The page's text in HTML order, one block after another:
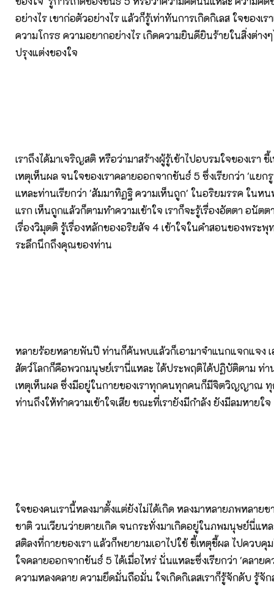
อย่างไร เขาก่อตัวอย่างไร แล้วก็รู้เท่าทันการเกิดกิเลส ใจของเร
ความโกรธ ความอยากอย่างไร เกิดความยินดียินร้ายในสิ่งต่างๆ
ปรุงแต่งของใจ
เราถึงได้มาเจริญสติ หรือว่ามาสร้างผู้รู้เข้าไปอบรมใจของเรา
เหตุเห็นผล จนใจของเราคลายออกจากขันธ์ 5 ซึ่งเรียกว่า 'แย
แหละท่านเรียกว่า 'สัมมาทิฏฐิ ความเห็นถูก' ในอริยมรรค ในหน
แรก เห็นถูกแล้วก็ตามทำความเข้าใจ เราก็จะรู้เรื่องอัตตา อนัตต
เรื่องวิมุตติ รู้เรื่องหลักของอริยสัจ 4 เข้าใจในคำสอนของพระพุท
ระลึกนึกถึงคุณของท่าน
หลายร้อยหลายพันปี ท่านก็ค้นพบแล้วก็เอามาจำแนกแจกแจง เ
สัตว์โลกก็คือพวกมนุษย์เรานี่แหละ ได้ประพฤติได้ปฏิบัติตาม ท่า
เหตุเห็นผล ซึ่งมีอยู่ในกายของเราทุกคนทุกคนก็มีจิตวิญญาณ
ท่านถึงให้ทำความเข้าใจเสีย ขณะที่เรายังมีกำลัง ยังมีลมหายใจ
ใจของคนเรานี้หลงมาตั้งแต่ยังไม่ได้เกิด หลงมาหลายภพหลาย
ชาติ วนเวียนว่ายตายเกิด จนกระทั่งมาเกิดอยู่ในภพมนุษย์นี่แห
สติลงที่กายของเรา แล้วก็พยายามเอาไปใช้ ชี้เหตุชี้ผล ไปควบคุ
ใจคลายออกจากขันธ์ 5 ได้เมื่อไหร่ นั่นแหละซึ่งเรียกว่า 'คลาย
ความหลงคลาย ความยึดมั่นถือมั่น ใจเกิดกิเลสเราก็รู้จักดับ รู้จั